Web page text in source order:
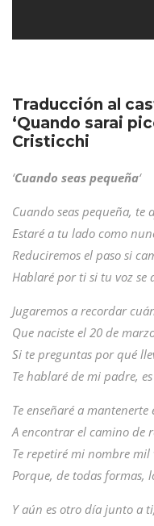
Traducción al
‘Quando sarai
Cristicchi
‘Cuando seas pequeña‘
Cuando seas pequeña, te
Estaré a tu lado como
Reduciremos el paso si
Hablaré por ti si tu voz se
Jugaremos a recordar
Que naciste el 20 de
Si te preguntas por qué
Te hablaré de mi padre,
Te enseñaré a
A encontrar el camino de
Te repetiré mi nombre mil
Porque, de todas formas,
Y aún es otro día junto a ti,